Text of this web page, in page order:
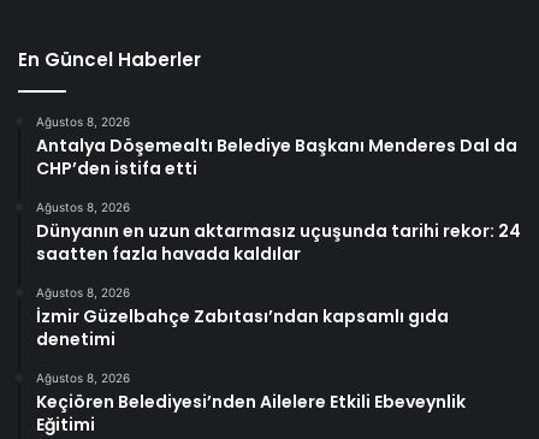
En Güncel Haberler
Ağustos 8, 2026
Antalya Döşemealtı Belediye Başkanı Menderes Dal da
CHP’den istifa etti
Ağustos 8, 2026
Dünyanın en uzun aktarmasız uçuşunda tarihi rekor: 24
saatten fazla havada kaldılar
Ağustos 8, 2026
İzmir Güzelbahçe Zabıtası’ndan kapsamlı gıda
denetimi
Ağustos 8, 2026
Keçiören Belediyesi’nden Ailelere Etkili Ebeveynlik
Eğitimi